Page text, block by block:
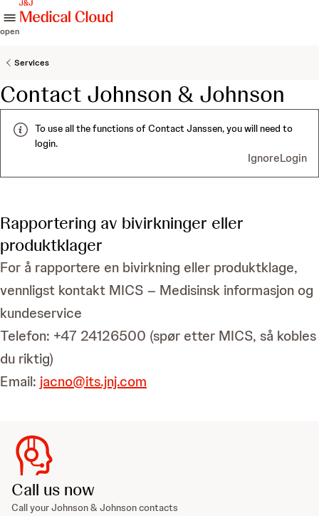
open
Services
Contact Johnson & Johnson
To use all the functions of Contact Janssen, you will need to
login.
IgnoreLogin
Rapportering av bivirkninger eller
produktklager
For å rapportere en bivirkning eller produktklage,
vennligst kontakt MICS – Medisinsk informasjon og
kundeservice
Telefon: +47 24126500 (spør etter MICS, så kobles
du riktig)
Email: jacno@its.jnj.com
Call us now
Call your Johnson & Johnson contacts